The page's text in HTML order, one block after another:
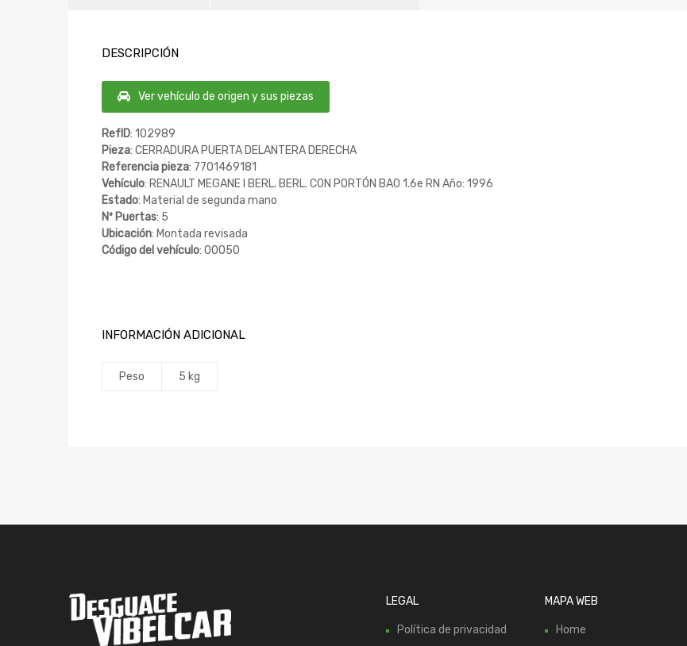
DESCRIPCIÓN
Ver vehículo de origen y sus piezas
RefID: 102989
Pieza: CERRADURA PUERTA DELANTERA DERECHA
Referencia pieza: 7701469181
Vehículo: RENAULT MEGANE I BERL. BERL. CON PORTÓN BA0 1.6e RN Año: 1996
Estado: Material de segunda mano
Nº Puertas: 5
Ubicación: Montada revisada
Código del vehículo: 00050
INFORMACIÓN ADICIONAL
Peso 5 kg
LEGAL
Política de privacidad
MAPA WEB
Home